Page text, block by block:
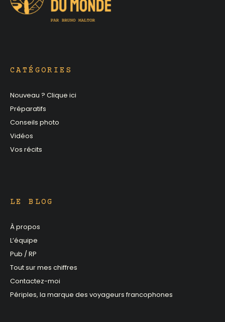
CATÉGORIES
Nouveau ? Clique ici
Préparatifs
Conseils photo
Vidéos
Vos récits
LE BLOG
À propos
L’équipe
Pub / RP
Tout sur mes chiffres
Contactez-moi
Périples, la marque des voyageurs francophones